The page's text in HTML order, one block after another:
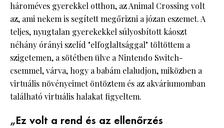
hároméves gyerekkel otthon, az Animal Crossing volt
az, ami nekem is segített megőrizni a józan eszemet. A
teljes, nyugtalan gyerekekkel súlyosbított káoszt
néhány órányi szelíd "elfoglaltsággal" töltöttem a
szigetemen, a sötétben ülve a Nintendo Switch-
csemmel, várva, hogy a babám elaludjon, miközben a
virtuális növényeimet öntöztem és az akváriumomban
található virtuális halakat figyeltem.
„Ez volt a rend és az ellenőrzés